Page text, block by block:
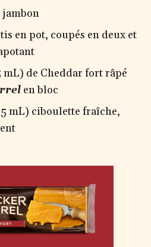
jambon
en pot, coupés en deux et
mL) de Cheddar fort râpé
en bloc
mL) ciboulette fraîche,